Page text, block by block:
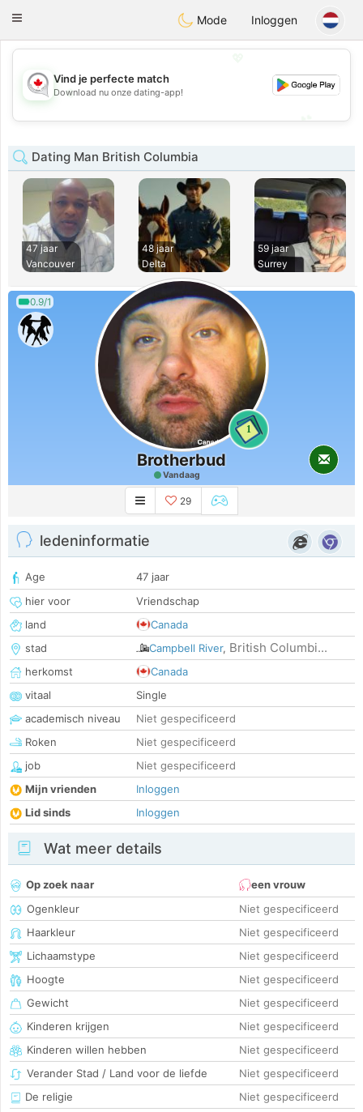
CANADIANchat
Toggle
Mode Inloggen
💖
💕
Vind je perfecte match
Download nu onze dating-app!
Dating Man British Columbia
47 jaar
Vancouver
48 jaar
Delta
59 jaar
Surrey
0.9/1
1
Brotherbud
Vandaag
29
ledeninformatie
Age
47 jaar
hier voor
Vriendschap
land
Canada
stad
Campbell River, British Columbi...
herkomst
Canada
vitaal
Single
academisch niveau
Niet gespecificeerd
Roken
Niet gespecificeerd
job
Niet gespecificeerd
Mijn vrienden
Inloggen
Lid sinds
Inloggen
Wat meer details
Op zoek naar
een vrouw
Ogenkleur
Niet gespecificeerd
Haarkleur
Niet gespecificeerd
Lichaamstype
Niet gespecificeerd
Hoogte
Niet gespecificeerd
Gewicht
Niet gespecificeerd
Kinderen krijgen
Niet gespecificeerd
Kinderen willen hebben
Niet gespecificeerd
Verander Stad / Land voor de liefde
Niet gespecificeerd
De religie
Niet gespecificeerd